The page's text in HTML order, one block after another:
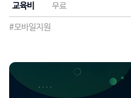
교육비
무료
#모바일지원